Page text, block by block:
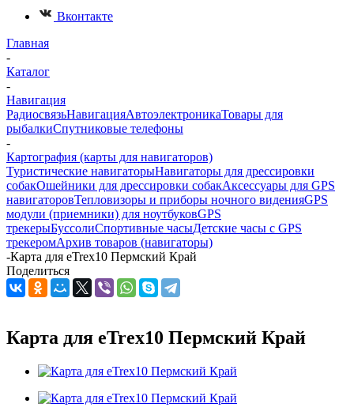
Вконтакте
Главная
-
Каталог
-
Навигация
РадиосвязьНавигацияАвтоэлектроникаТовары для
рыбалкиСпутниковые телефоны
-
Картография (карты для навигаторов)
Туристические навигаторыНавигаторы для дрессировки
собакОшейники для дрессировки собакАксессуары для GPS
навигаторовТепловизоры и приборы ночного виденияGPS
модули (приемники) для ноутбуковGPS
трекерыБуссолиСпортивные часыДетские часы с GPS
трекеромАрхив товаров (навигаторы)
-Карта для eTrex10 Пермский Край
Поделиться
Карта для eTrex10 Пермский Край